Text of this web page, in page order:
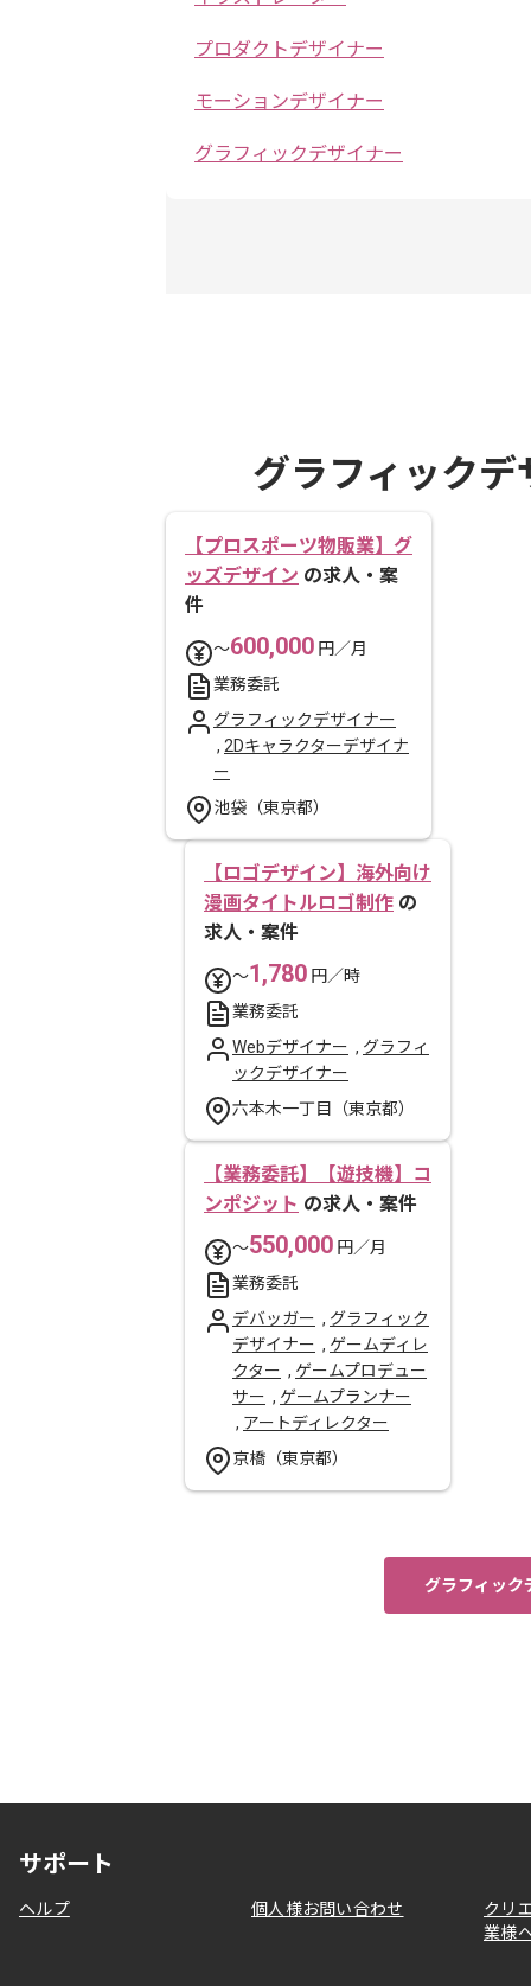
プロダクトデザイナー
モーションデザイナー
グラフィックデザイナー
グラフィック
【プロスポーツ物販業】グ
ッズデザイン の求人・案
件
〜600,000 円／月
業務委託
グラフィックデザイナー
, 2Dキャラクターデザイナ
ー
池袋（東京都）
【ロゴデザイン】海外向け
漫画タイトルロゴ制作 の
求人・案件
〜1,780 円／時
業務委託
Webデザイナー , グラフィ
ックデザイナー
六本木一丁目（東京都）
【業務委託】【遊技機】コ
ンポジット の求人・案件
〜550,000 円／月
業務委託
デバッガー , グラフィック
デザイナー , ゲームディレ
クター , ゲームプロデュー
サー , ゲームプランナー
, アートディレクター
京橋（東京都）
グラフィック
サポート
ヘルプ 個人様お問い合わせ
クリ
業様